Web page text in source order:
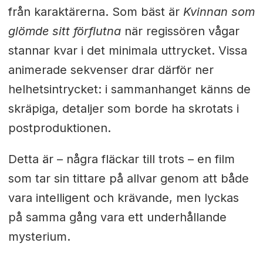
från karaktärerna. Som bäst är Kvinnan som
glömde sitt förflutna när regissören vågar
stannar kvar i det minimala uttrycket. Vissa
animerade sekvenser drar därför ner
helhetsintrycket: i sammanhanget känns de
skräpiga, detaljer som borde ha skrotats i
postproduktionen.
Detta är – några fläckar till trots – en film
som tar sin tittare på allvar genom att både
vara intelligent och krävande, men lyckas
på samma gång vara ett underhållande
mysterium.